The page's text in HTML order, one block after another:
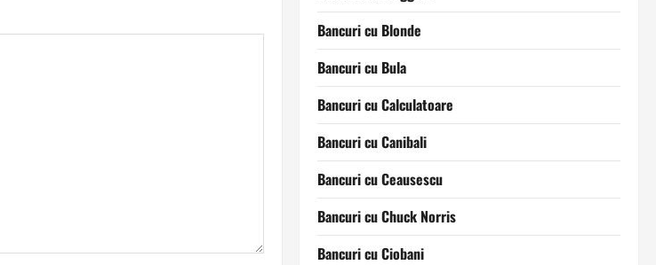
Bancuri cu Blonde
Bancuri cu Bula
Bancuri cu Calculatoare
Bancuri cu Canibali
Bancuri cu Ceausescu
Bancuri cu Chuck Norris
Bancuri cu Ciobani